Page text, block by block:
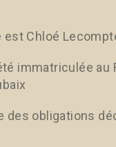
Chloé
immatriculée au
des obligations